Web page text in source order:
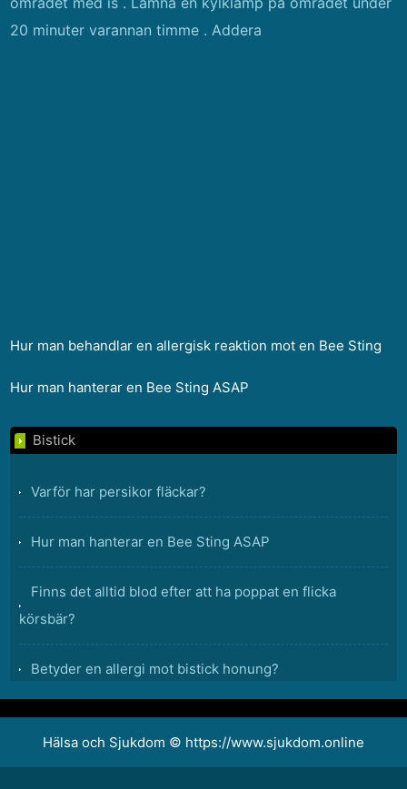
20 minuter varannan timme . Addera
Hur man behandlar en allergisk reaktion mot en Bee Sting
Hur man hanterar en Bee Sting ASAP
Bistick
Varför har persikor fläckar?
Hur man hanterar en Bee Sting ASAP
Finns det alltid blod efter att ha poppat en flicka
körsbär?
Betyder en allergi mot bistick honung?
Är ordet vacker ett vanligt eller egennamn?
Vad är trypofobi?
Hälsa och Sjukdom © https://www.sjukdom.online